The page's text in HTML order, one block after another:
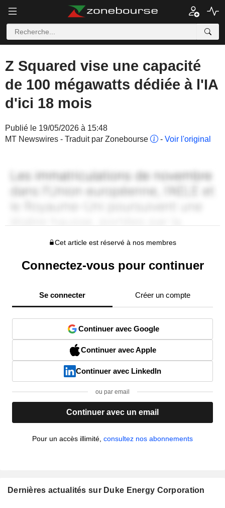
Z Squared vise une capacité
de 100 mégawatts dédiée à l'IA
d'ici 18 mois
Publié le 19/05/2026 à 15:48
MT Newswires - Traduit par Zonebourse
- Voir l'original
Cet article est réservé à nos membres
Connectez-vous pour continuer
Se connecter Créer un compte
Continuer avec Google
Continuer avec Apple
Continuer avec LinkedIn
ou par email
Continuer avec un email
Pour un accès illimité, consultez nos abonnements
Dernières actualités sur Duke Energy Corporation